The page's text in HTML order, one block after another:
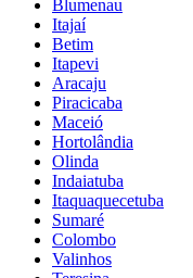
Blumenau
Itajaí
Betim
Itapevi
Aracaju
Piracicaba
Maceió
Hortolândia
Olinda
Indaiatuba
Itaquaquecetuba
Sumaré
Colombo
Valinhos